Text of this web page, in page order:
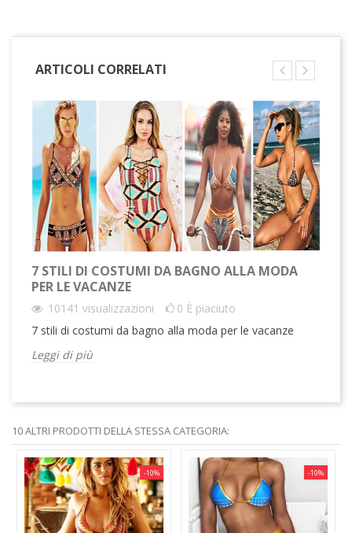
ARTICOLI CORRELATI
7 STILI DI COSTUMI DA BAGNO ALLA MODA
PER LE VACANZE
10141 visualizzazioni 0 È piaciuto
7 stili di costumi da bagno alla moda per le vacanze
Leggi di più
10 ALTRI PRODOTTI DELLA STESSA CATEGORIA:
-10% -10%